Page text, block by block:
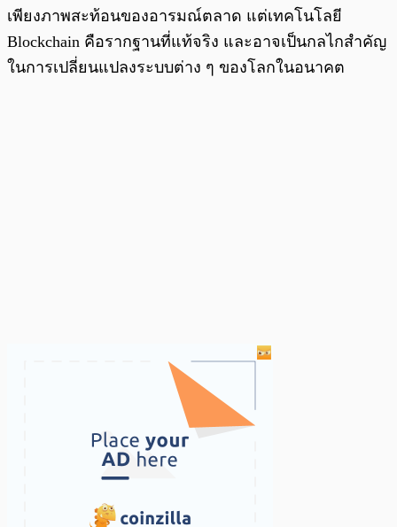
เพียงภาพสะท้อนของอารมณ์ตลาด แต่เทคโนโลยี
Blockchain คือรากฐานที่แท้จริง และอาจเป็นกลไกสำคัญ
ในการเปลี่ยนแปลงระบบต่าง ๆ ของโลกในอนาคต